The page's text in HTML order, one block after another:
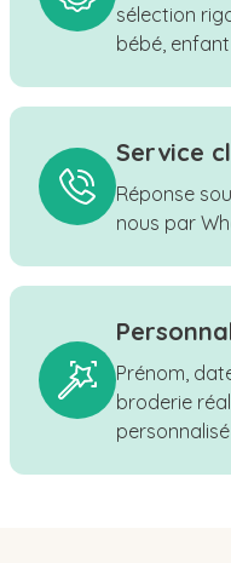
sélection
bébé,
Service
Réponse
nous par
Prénom,
broderie